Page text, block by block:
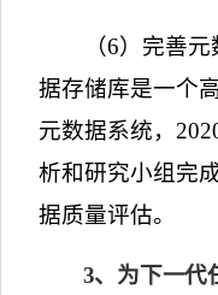
（6）完善
据存储库是一个
元数据系统，
析和研究小组完
据质量评估。
3、为下一代